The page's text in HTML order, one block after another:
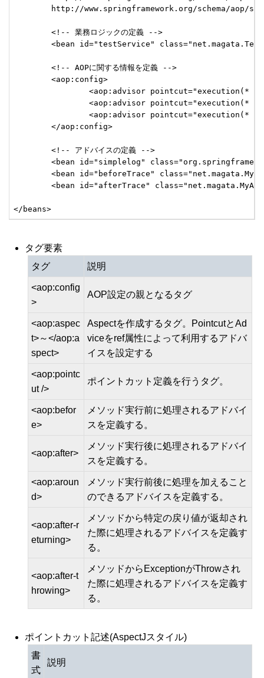
http://www.springframework.org/schema/aop/
	<!-- 業務ロジックの定義 -->
<bean id="testService"
	<!-- AOPに関する情報を定義 -->
	<aop:config>
<aop:advisor pointcut="execution(*
<aop:advisor pointcut="execution(*
<aop:advisor pointcut="execution(*
	</aop:config>
	<!-- アドバイスの定義 -->
<bean id="simplelog"
<bean id="beforeTrace"
<bean id="afterTrace"
</beans>
タグ要素
タグ
説明
<aop:config
>
AOP設定の親となるタグ
<aop:aspec
t>～</aop:a
spect>
Aspectを作成するタグ。PointcutとAd
viceをref属性によって利用するアドバ
イスを設定する
<aop:pointc
ut />
ポイントカット定義を行うタグ。
<aop:befor
e>
メソッド実行前に処理されるアドバイ
スを定義する。
<aop:after>
メソッド実行後に処理されるアドバイ
スを定義する。
<aop:aroun
d>
メソッド実行前後に処理を加えること
のできるアドバイスを定義する。
<aop:after-r
eturning>
メソッドから特定の戻り値が返却され
た際に処理されるアドバイスを定義す
る。
<aop:after-t
hrowing>
メソッドからExceptionがThrowされ
た際に処理されるアドバイスを定義す
る。
ポイントカット記述(AspectJスタイル)
書
式
説明